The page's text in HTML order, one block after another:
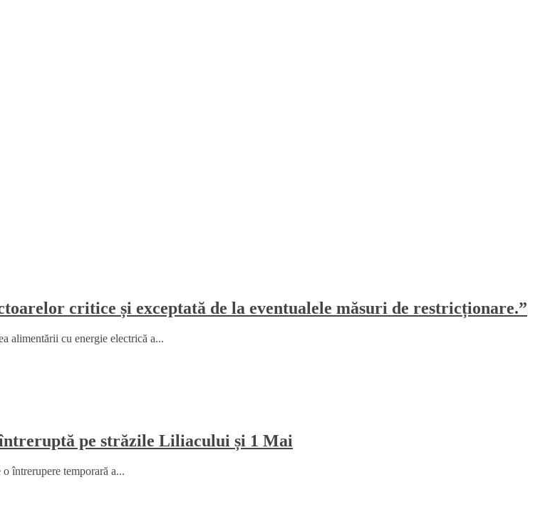
critice și exceptată de la eventualele măsuri de restricționare.”
alimentării cu energie electrică a...
pe străzile Liliacului și 1 Mai
întrerupere temporară a...